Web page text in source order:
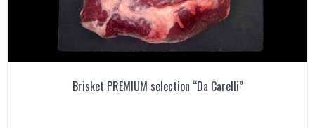
Brisket PREMIUM selection “Da Carelli”